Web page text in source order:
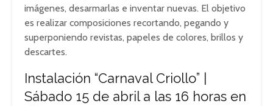
imágenes, desarmarlas e inventar nuevas. El objetivo
es realizar composiciones recortando, pegando y
superponiendo revistas, papeles de colores, brillos y
descartes.
Instalación “Carnaval Criollo” |
Sábado 15 de abril a las 16 horas en